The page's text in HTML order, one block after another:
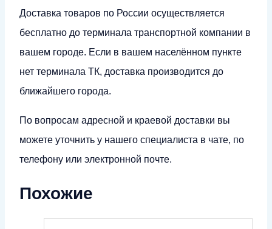
Доставка товаров по России осуществляется
бесплатно до терминала транспортной компании в
вашем городе. Если в вашем населённом пункте
нет терминала ТК, доставка производится до
ближайшего города.
По вопросам адресной и краевой доставки вы
можете уточнить у нашего специалиста в чате, по
телефону или электронной почте.
Похожие